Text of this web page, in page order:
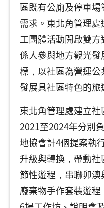
區既有公廁及停車
需求。東北角管理
工團體活動開啟雙
係人參與地方觀光發
標，以社區為營運公
發展具社區特色的旅
東北角管理處建立
2021至2024年分別
地協會計4個提案執
升級與轉換，帶動
節性遊程，串聯卯
廢棄物手作套裝遊